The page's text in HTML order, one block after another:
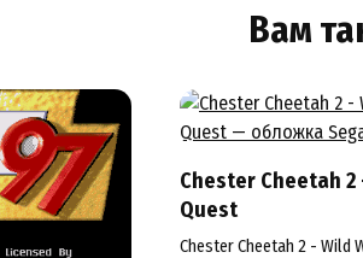
Вам
Chester Cheetah
Quest
Chester Cheetah 2 - Wild